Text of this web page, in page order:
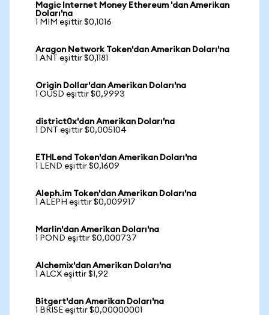
Magic Internet Money Ethereum 'dan Amerikan
Doları'na
1 MIM eşittir $0,1016
Aragon Network Token'dan Amerikan Doları'na
1 ANT eşittir $0,1181
Origin Dollar'dan Amerikan Doları'na
1 OUSD eşittir $0,9993
district0x'dan Amerikan Doları'na
1 DNT eşittir $0,005104
ETHLend Token'dan Amerikan Doları'na
1 LEND eşittir $0,1609
Aleph.im Token'dan Amerikan Doları'na
1 ALEPH eşittir $0,009917
Marlin'dan Amerikan Doları'na
1 POND eşittir $0,000737
Alchemix'dan Amerikan Doları'na
1 ALCX eşittir $1,92
Bitgert'dan Amerikan Doları'na
1 BRISE eşittir $0,00000001